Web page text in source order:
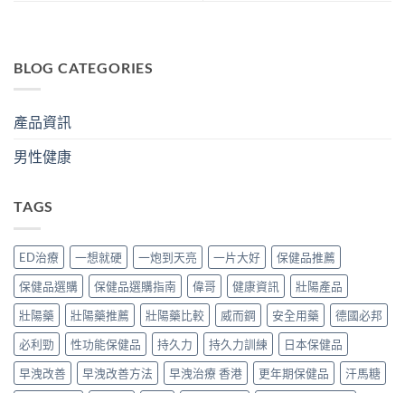
BLOG CATEGORIES
產品資訊
男性健康
TAGS
ED治療 一想就硬 一炮到天亮 一片大好
保健品推薦
保健品選購
保健品選購指南 偉哥 健康資訊
壯陽產品
壯陽藥
壯陽藥推薦 壯陽藥比較 威而鋼 安全用藥
德國必邦
必利勁
性功能保健品 持久力 持久力訓練
日本保健品
早洩改善
早洩改善方法 早洩治療 香港 更年期保健品
汗馬糖